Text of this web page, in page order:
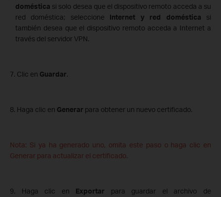
doméstica si solo desea que el dispositivo remoto acceda a su
red doméstica; seleccione Internet y red doméstica si
también desea que el dispositivo remoto acceda a Internet a
través del servidor VPN.
7. Clic en Guardar.
8. Haga clic en Generar para obtener un nuevo certificado.
Nota: Si ya ha generado uno, omita este paso o haga clic en
Generar para actualizar el certificado.
9. Haga clic en Exportar para guardar el archivo de